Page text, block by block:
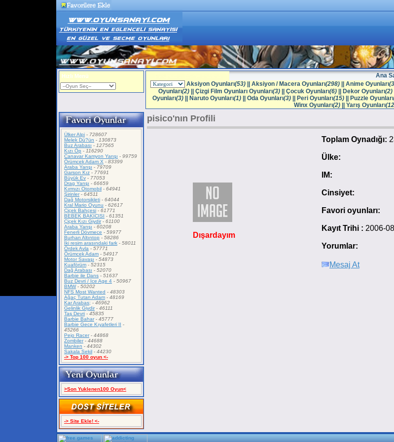
Hızlı Menü Ana
Aksiyon Oyunları(53) Aksiyon / Macera Oyunları(298) Anime Oyunları
Oyunları(2) Çizgi Film Oyunları Oyunları(3) Çocuk Oyunları(6) Dekor Oyunları(2)
Oyunları(3) Naruto Oyunları(1) Oda Oyunları(3) Peri Oyunları(15) Puzzle Oyunları
Winx Oyunları(2) Yarış Oyunları
Ülker Alpi - 728607
Melek Dü?ün - 130873
Buz Arabası - 127565
Kızı Öp - 116290
Canavar Kamyon Yarışı - 99759
Örümcek Adam X - 83399
Araba Yarışı - 79709
Garson Kız - 77691
Büyük Ev - 77053
Drag Yarışı - 66659
Kırmızı Otomobil - 64941
Şirinler- 64511
Dağ Motorsikleti - 64044
Kral Mario Oyunu - 62617
Çiçek Bahçesi - 61771
BEBEK BAKICISI - 61351
Çiçek Kızı Giydir- 61100
Araba Yarışı - 60208
Fenerli Dövmece - 59977
Burhan Altıntop - 58286
İki resim arasındaki fark - 58011
Ördek Avla - 57771
Örümcek Adam - 54917
Motor Savaşı - 54873
Kuaförüm - 52315
Dağ Arabası - 52070
Barbie ile Dans - 51637
Buz Devri / Ice Age 4 - 50967
BMW- 50202
NFS Most Wanted - 48303
Ağaç Tutan Adam - 48169
Kar Arabas; - 46962
Gelinlik Giydir- 46111
Taş Devri - 45835
Barbie Bahar- 45777
Barbie Gece Kıyafetleri II -
45266
Pejo Racer- 44868
Zombiler- 44688
Manken - 44302
Sakala Sekil - 44230
-> Top 100 oyun <-
>Son Yuklenen100 Oyun<
-> Site Ekle! <-
pisico'nın Profili
Dışardayım
Toplam Oynadığı:
Ülke:
IM:
Cinsiyet:
Favori oyunları:
Kayıt Trihi : 2006-
Yorumlar:
Mesaj At